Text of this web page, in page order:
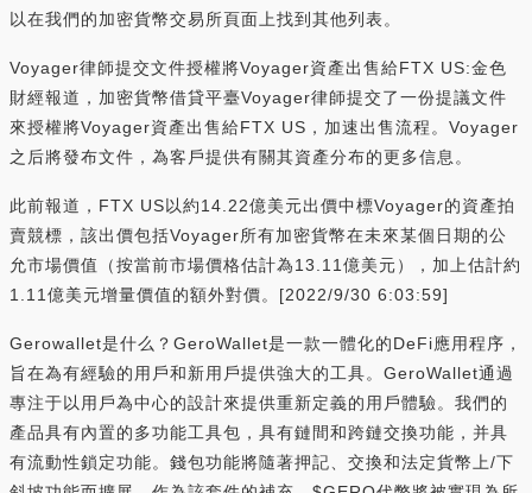
以在我們的加密貨幣交易所頁面上找到其他列表。
Voyager律師提交文件授權將Voyager資產出售給FTX US:金色
財經報道，加密貨幣借貸平臺Voyager律師提交了一份提議文件
來授權將Voyager資產出售給FTX US，加速出售流程。Voyager
之后將發布文件，為客戶提供有關其資產分布的更多信息。
此前報道，FTX US以約14.22億美元出價中標Voyager的資產拍
賣競標，該出價包括Voyager所有加密貨幣在未來某個日期的公
允市場價值（按當前市場價格估計為13.11億美元），加上估計約
1.11億美元增量價值的額外對價。[2022/9/30 6:03:59]
Gerowallet是什么？GeroWallet是一款一體化的DeFi應用程序，
旨在為有經驗的用戶和新用戶提供強大的工具。GeroWallet通過
專注于以用戶為中心的設計來提供重新定義的用戶體驗。我們的
產品具有內置的多功能工具包，具有鏈間和跨鏈交換功能，并具
有流動性鎖定功能。錢包功能將隨著押記、交換和法定貨幣上/下